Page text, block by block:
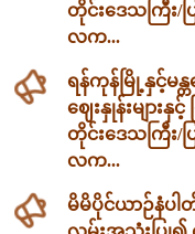
တိုင်းဒေသကြီး/
လက...
ရန်ကုန်မြို့နှင့်မ
ဈေးနှုန်းများနှ
တိုင်းဒေသကြီး/
လက...
မိမိပိုင်ယာဉ်နံပါ